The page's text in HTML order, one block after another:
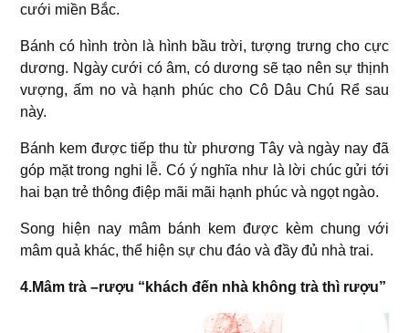
cưới miền Bắc.
Bánh có hình tròn là hình bầu trời, tượng trưng cho cực
dương. Ngày cưới có âm, có dương sẽ tạo nên sự thịnh
vượng, ấm no và hạnh phúc cho Cô Dâu Chú Rể sau
này.
Bánh kem được tiếp thu từ phương Tây và ngày nay đã
góp mặt trong nghi lễ. Có ý nghĩa như là lời chúc gửi tới
hai bạn trẻ thông điệp mãi mãi hạnh phúc và ngọt ngào.
Song hiện nay mâm bánh kem được kèm chung với
mâm quả khác, thể hiện sự chu đáo và đầy đủ nhà trai.
4.Mâm trà –rượu “khách đến nhà không trà thì rượu”